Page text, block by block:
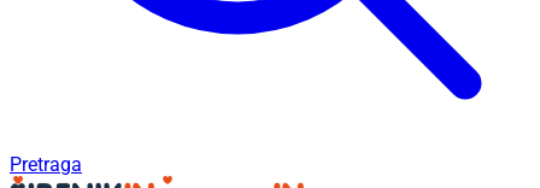
Pretraga